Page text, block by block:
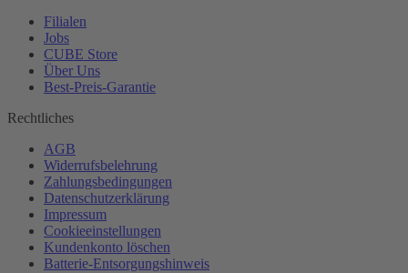
Filialen
Jobs
CUBE Store
Über Uns
Best-Preis-Garantie
Rechtliches
AGB
Widerrufsbelehrung
Zahlungsbedingungen
Datenschutzerklärung
Impressum
Cookieeinstellungen
Kundenkonto löschen
Batterie-Entsorgungshinweis